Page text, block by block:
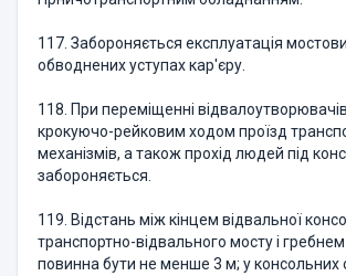
117. Забороняється експлуатація
обводнених уступах кар'єру.
118. При переміщенні
крокуючо-рейковим ходом проїзд
механізмів, а також прохід людей під
забороняється.
119. Відстань між кінцем відвальної
транспортно-відвального мосту і
повинна бути не менше 3 м; у консольних